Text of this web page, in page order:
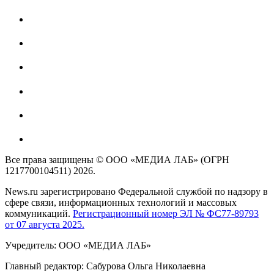
Все права защищены © ООО «МЕДИА ЛАБ» (ОГРН
1217700104511) 2026.
News.ru зарегистрировано Федеральной службой по надзору в
сфере связи, информационных технологий и массовых
коммуникаций. Регистрационный номер ЭЛ № ФС77-89793
от 07 августа 2025.
Учредитель: ООО «МЕДИА ЛАБ»
Главный редактор: Сабурова Ольга Николаевна